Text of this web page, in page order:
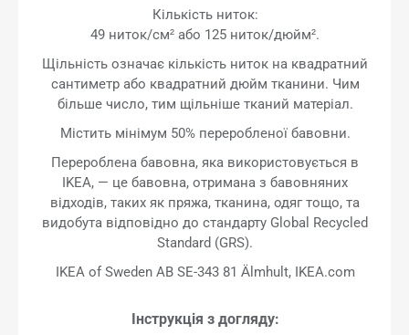
Кількість ниток:
49 ниток/см² або 125 ниток/дюйм².
Щільність означає кількість ниток на квадратний
сантиметр або квадратний дюйм тканини. Чим
більше число, тим щільніше тканий матеріал.
Містить мінімум 50% переробленої бавовни.
Перероблена бавовна, яка використовується в
IKEA, — це бавовна, отримана з бавовняних
відходів, таких як пряжа, тканина, одяг тощо, та
видобута відповідно до стандарту Global Recycled
Standard (GRS).
IKEA of Sweden AB SE-343 81 Älmhult, IKEA.com
Інструкція з догляду: